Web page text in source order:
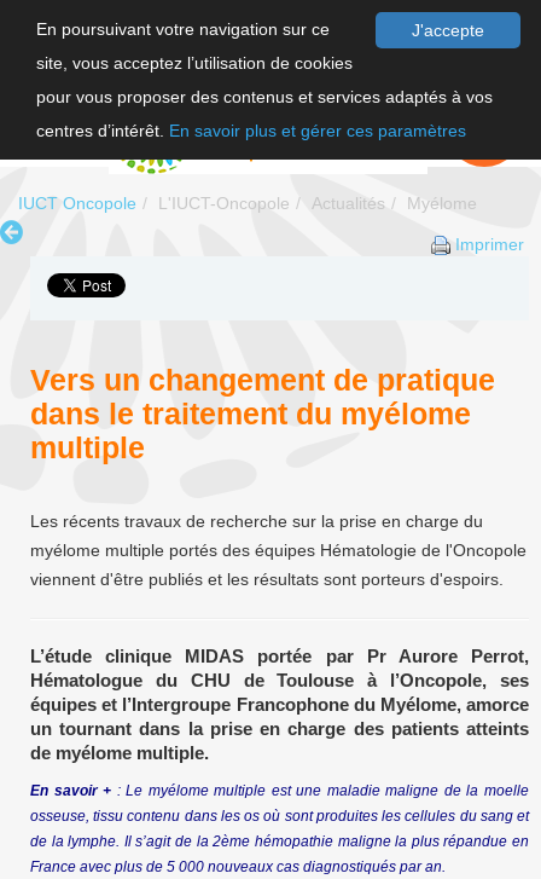
J'accepte
En poursuivant votre navigation sur ce
site, vous acceptez l’utilisation de cookies
pour vous proposer des contenus et services adaptés à vos
centres d’intérêt. En savoir plus et gérer ces paramètres
FAIRE UN
DON
IUCT Oncopole L'IUCT-Oncopole Actualités Myélome
Imprimer
Vers un changement de pratique
dans le traitement du myélome
multiple
Les récents travaux de recherche sur la prise en charge du
myélome multiple portés des équipes Hématologie de l'Oncopole
viennent d'être publiés et les résultats sont porteurs d'espoirs.
L’étude clinique MIDAS portée par Pr Aurore Perrot,
Hématologue du CHU de Toulouse à l’Oncopole, ses
équipes et l’Intergroupe Francophone du Myélome, amorce
un tournant dans la prise en charge des patients atteints
de myélome multiple.
En savoir + : Le myélome multiple est une maladie maligne de la moelle
osseuse, tissu contenu dans les os où sont produites les cellules du sang et
de la lymphe. Il s’agit de la 2ème hémopathie maligne la plus répandue en
France avec plus de 5 000 nouveaux cas diagnostiqués par an.